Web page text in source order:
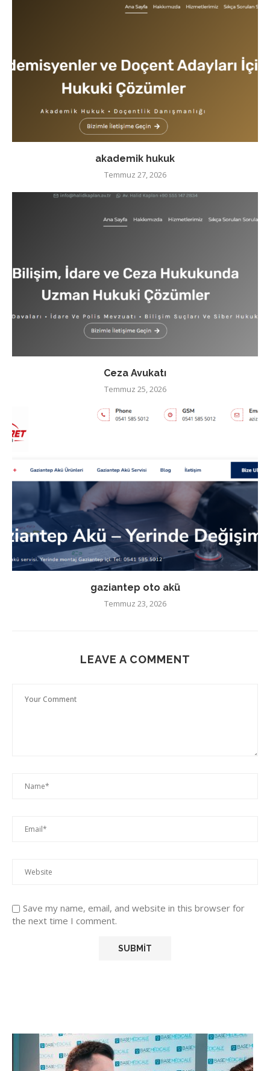
akademik hukuk
Temmuz 27, 2026
Ceza Avukatı
Temmuz 25, 2026
gaziantep oto akü
Temmuz 23, 2026
LEAVE A COMMENT
Save my name, email, and website in this browser for
the next time I comment.